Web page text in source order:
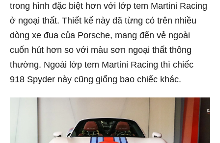
trong hình đặc biệt hơn với lớp tem Martini Racing
ở ngoại thất. Thiết kế này đã từng có trên nhiều
dòng xe đua của Porsche, mang đến vẻ ngoài
cuốn hút hơn so với màu sơn ngoại thất thông
thường. Ngoài lớp tem Martini Racing thì chiếc
918 Spyder này cũng giống bao chiếc khác.